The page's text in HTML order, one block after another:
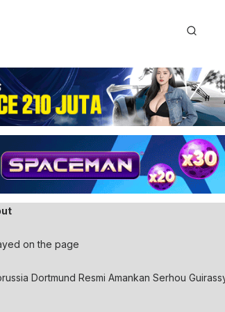
on the page
Dortmund Resmi Amankan Serhou